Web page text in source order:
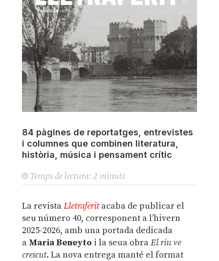
84 pàgines de reportatges, entrevistes
i columnes que combinen literatura,
història, música i pensament crític
Temps de lectura: 2 minuts
La revistaLletraferitacaba de publicar el
seu número 40, corresponent a l’hivern
2025-2026, amb una portada dedicada
aMaria Beneyto i la seua obraEl riu ve
crescut. La nova entrega manté el format